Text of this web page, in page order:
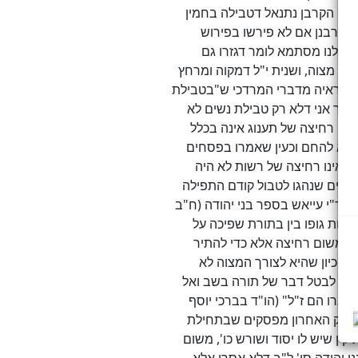
הקרבן נתנאל דטבילה בחמין
דרבנן אם לא פירשו בפירוש
לנו מסתמא לומר דגזרו גם
מצוה, ושנית י"ל דמקוה ומרחץ
ראיה מדברי המרדכי ש"בטבילת
אני דלא רק טבילת נשים לא
רחיצה של תענוג אינה בכלל
להחם וכעין שאמרו בפסחים
שאינו רחיצה של רשות לא היה
שנהגו לטבול קודם התפילה
עייאש בספר בני יהודה (ח"ב
גופו בין בתורת שפיכה על
משום רחיצה אלא כדי להתיר
כיון שהיא לצורך המצוה לא
לבטל דבר של תורה בשב ואל
הם ז"ל" (הו"ד בברכי יוסף
האחרון מפסקים שבתחילת
שיש לו יסוד ושורש כו', משום